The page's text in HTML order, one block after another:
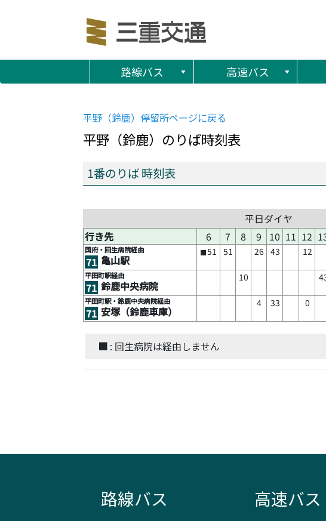
路線バス 高速バス
平野（鈴鹿）停留所ページに戻る
平野（鈴鹿） のりば時刻表
1番のりば 時刻表
平日ダイヤ
行き先
6 7 8 9 10 11 12
国府・回生病院経由
71 亀山駅
■51 51 26 43 12
平田町駅経由
71 鈴鹿中央病院
10
平田町駅・鈴鹿中央病院経由
71 安塚（鈴鹿車庫）
4 33 0
■ : 回生病院は経由しません
路線バス 高速バス